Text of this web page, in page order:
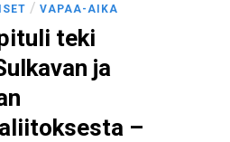
/ VAPAA-AIKA
teki
ja
–